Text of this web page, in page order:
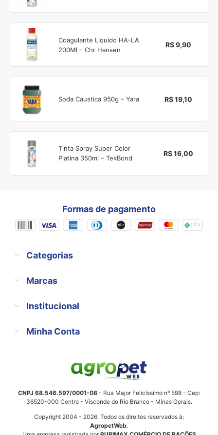
Coagulante Liquido HA-LA
200Ml – Chr Hansen
R$ 9,90
Soda Caustica 950g – Yara R$ 19,10
Tinta Spray Super Color
Platina 350ml – TekBond
R$ 16,00
Formas de pagamento
Categorias
Marcas
Institucional
Minha Conta
CNPJ 68.546.597/0001-08 - Rua Major Felicíssimo nº 598 - Cep:
36520-000 Centro - Visconde do Rio Branco - Minas Gerais.
Copyright 2004 - 2026. Todos os direitos reservados à:
AgropetWeb.